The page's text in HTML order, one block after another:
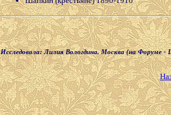
Исследовала: Лилия Вологдина, Москва (на Форуме -